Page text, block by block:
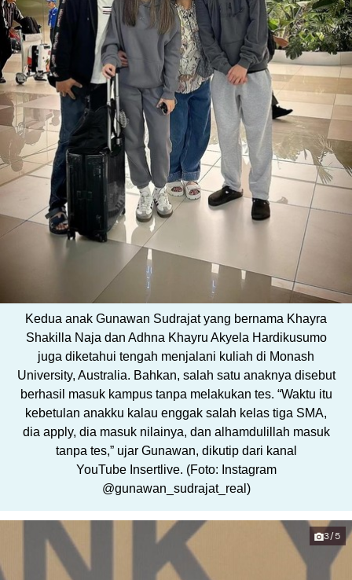
Kedua anak Gunawan Sudrajat yang bernama Khayra
Shakilla Naja dan Adhna Khayru Akyela Hardikusumo
juga diketahui tengah menjalani kuliah di Monash
University, Australia. Bahkan, salah satu anaknya disebut
berhasil masuk kampus tanpa melakukan tes. “Waktu itu
kebetulan anakku kalau enggak salah kelas tiga SMA,
dia apply, dia masuk nilainya, dan alhamdulillah masuk
tanpa tes,” ujar Gunawan, dikutip dari kanal
YouTube Insertlive. (Foto: Instagram
@gunawan_sudrajat_real)
3/5